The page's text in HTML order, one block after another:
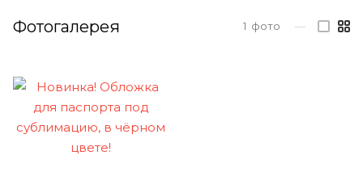
Фотогалерея 1 фото —